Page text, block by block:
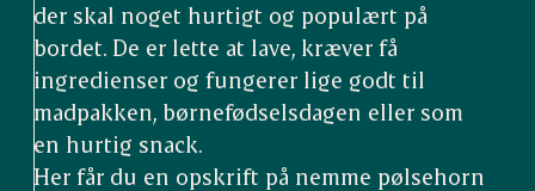
der skal noget hurtigt og populært på
bordet. De er lette at lave, kræver få
ingredienser og fungerer lige godt til
madpakken, børnefødselsdagen eller som
en hurtig snack.
Her får du en opskrift på nemme pølsehorn